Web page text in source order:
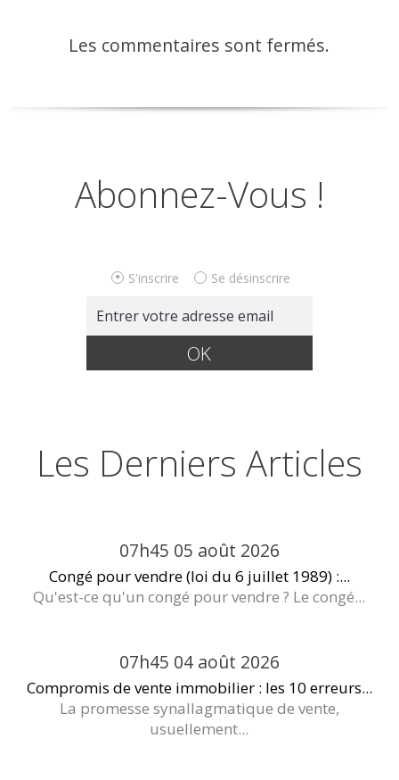
Les commentaires sont fermés.
Abonnez-Vous !
S'inscrire Se désinscrire
Les Derniers Articles
07h45 05 août 2026
Congé pour vendre (loi du 6 juillet 1989) :...
Qu'est-ce qu'un congé pour vendre ? Le congé...
07h45 04 août 2026
Compromis de vente immobilier : les 10 erreurs...
La promesse synallagmatique de vente,
usuellement...